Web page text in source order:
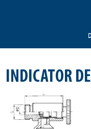
INDICATOR